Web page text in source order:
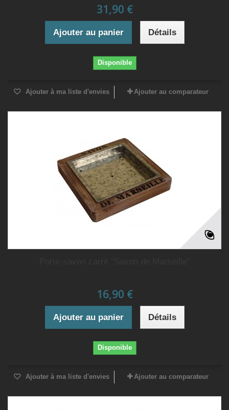
31,90 €
Ajouter au panier Détails
Disponible
Ajouter à ma liste d'envies Ajouter au comparateur
16,90 €
Ajouter au panier Détails
Disponible
Ajouter à ma liste d'envies Ajouter au comparateur